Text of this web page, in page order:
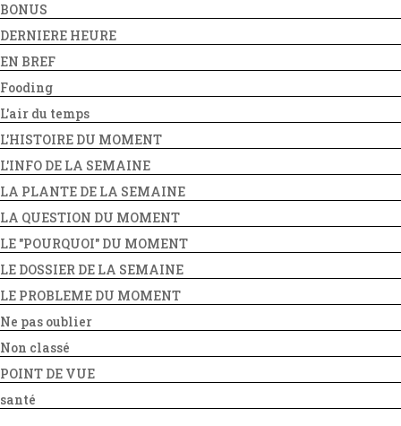
BONUS
DERNIERE HEURE
EN BREF
Fooding
L'air du temps
L'HISTOIRE DU MOMENT
L'INFO DE LA SEMAINE
LA PLANTE DE LA SEMAINE
LA QUESTION DU MOMENT
LE "POURQUOI" DU MOMENT
LE DOSSIER DE LA SEMAINE
LE PROBLEME DU MOMENT
Ne pas oublier
Non classé
POINT DE VUE
santé